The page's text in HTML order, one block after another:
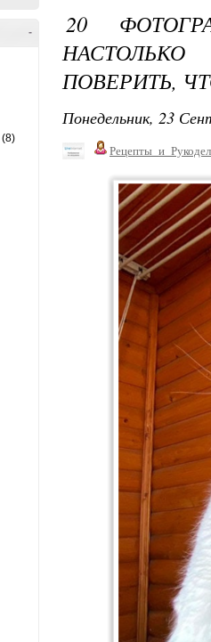
-
(8)
20
ПОВЕРИТЬ,
Понедельник, 23